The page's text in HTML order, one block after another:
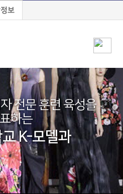
보
전문 훈련 육성을
하는
K-모델과